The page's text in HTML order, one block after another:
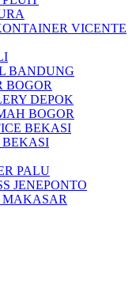
VICENTE
BANDUNG
BOGOR
DEPOK
BOGOR
BEKASI
PALU
JENEPONTO